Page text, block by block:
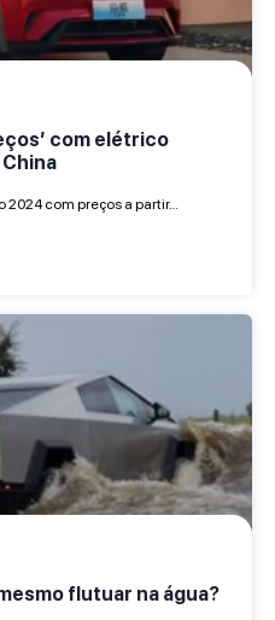
com elétrico
com preços a partir…
flutuar na água?